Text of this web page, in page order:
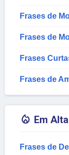
Frases de
Frases de
Frases
Frases de
 Em Alta
Frases de